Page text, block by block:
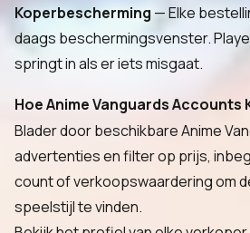
Koperbescherming — Elke
daags beschermingsvenster.
springt in als er iets misgaat.
Hoe Anime Vanguards Accounts
Blader door beschikbare Anime
advertenties en filter op prijs,
count of verkoopswaardering om
speelstijl te vinden.